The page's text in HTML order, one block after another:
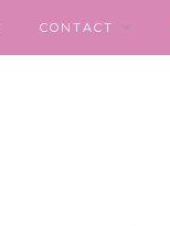
CONTACT